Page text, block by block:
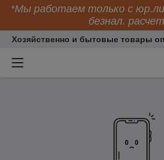
*Мы работаем только с
безнал.
Хозяйственно и бытовые товары